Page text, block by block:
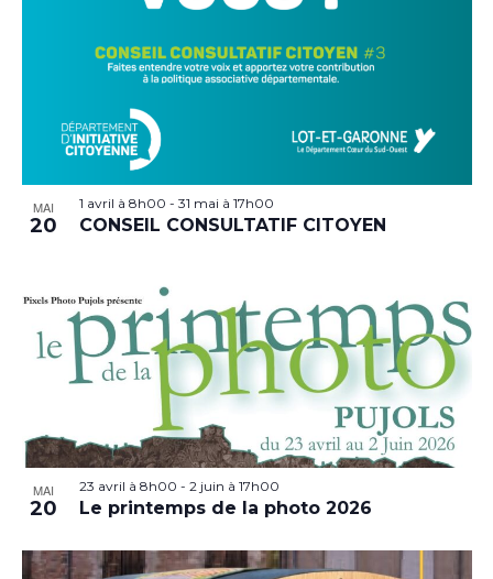
MAI
20
1 avril à 8h00 - 31 mai à 17h00
CONSEIL CONSULTATIF CITOYEN
MAI
20
23 avril à 8h00 - 2 juin à 17h00
Le printemps de la photo 2026